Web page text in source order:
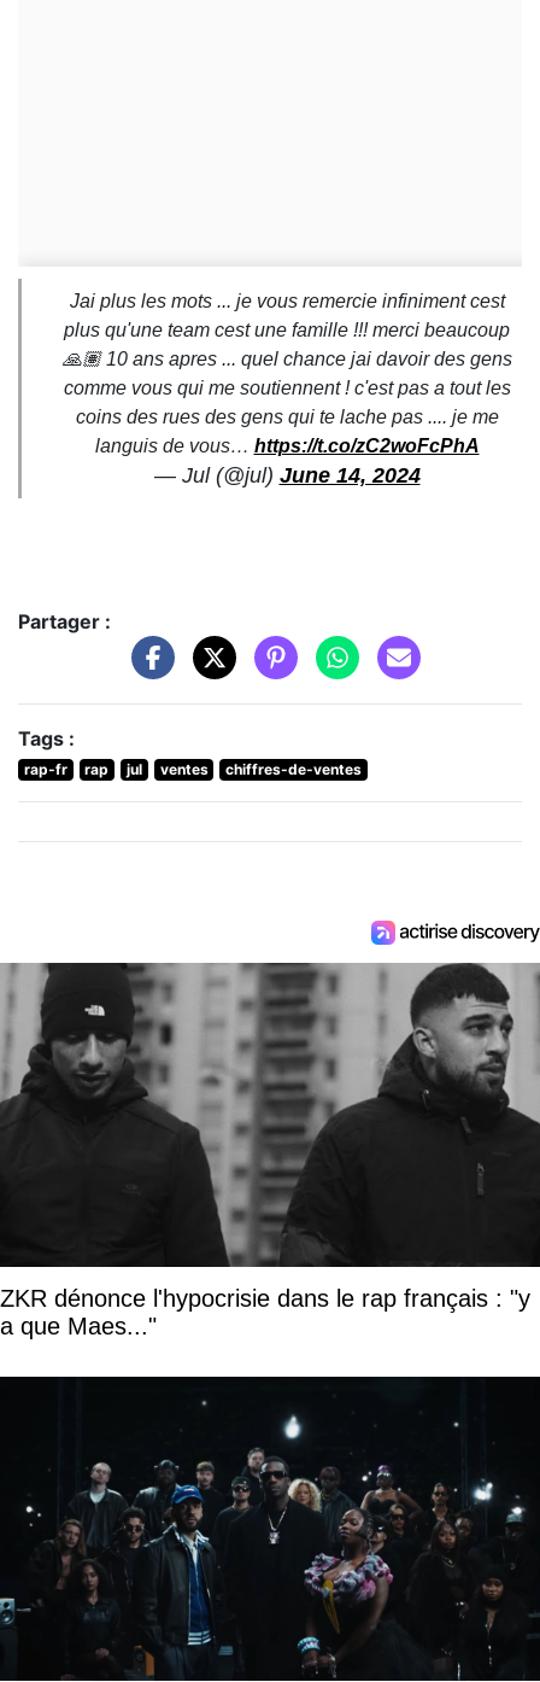
Jai plus les mots ... je vous remercie infiniment cest
plus qu'une team cest une famille !!! merci beaucoup
🙏🏽 10 ans apres ... quel chance jai davoir des gens
comme vous qui me soutiennent ! c'est pas a tout les
coins des rues des gens qui te lache pas .... je me
languis de vous… https://t.co/zC2woFcPhA
— Jul (@jul) June 14, 2024
Partager :
Tags :
rap-fr rap jul ventes chiffres-de-ventes
ZKR dénonce l'hypocrisie dans le rap français : "y
a que Maes..."